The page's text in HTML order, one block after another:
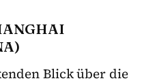
Blick über die